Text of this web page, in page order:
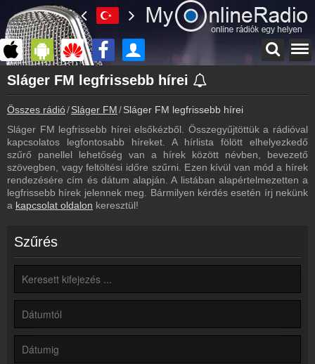
Főoldal
myonlineradio.hu
Sláger FM
Vissza a Sláger FM oldalára
Bejelentkezés
Hozz létre saját fiókot!
Most szól
Tudd meg mi szólt eddig
Frekvenciák
Műsorújság
Kapcsolat
Sláger FM legfrissebb hírei
Összes rádió Sláger FM
Sláger FM legfrissebb hírei
Sláger FM legfrissebb hírei elsőkézből. Összegyűjtöttük a rádióval
kapcsolatos legfontosabb híreket. A hírlista fölött elhelyezkedő
szűrő panellel lehetőség van a hírek között névben, bevezető
szövegben, vagy feltöltési időre szűrni. Ezen kívül van mód a hírek
rendezésére cím és dátum alapján. A listában alapértelmezetten a
legfrissebb hírek jelennek meg. Bármilyen kérdés esetén írj nekünk
a kapcsolat oldalon keresztül!
Szűrés